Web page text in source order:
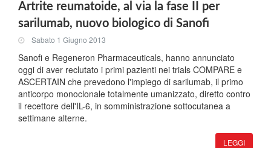
Artrite reumatoide, al via la fase II per
sarilumab, nuovo biologico di Sanofi
Sabato 1 Giugno 2013
Sanofi e Regeneron Pharmaceuticals, hanno annunciato
oggi di aver reclutato i primi pazienti nei trials COMPARE e
ASCERTAIN che prevedono l'impiego di sarilumab, il primo
anticorpo monoclonale totalmente umanizzato, diretto contro
il recettore dell'IL-6, in somministrazione sottocutanea a
settimane alterne.
LEGGI